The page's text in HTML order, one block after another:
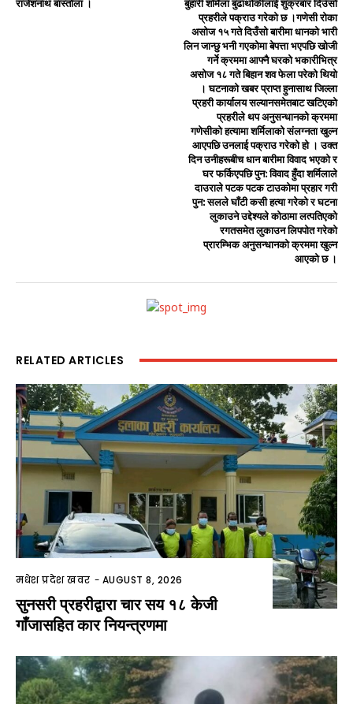
राजेशनाथ बास्तोला ।
बुहारी शर्मिला बुढाथोकीलाई शुक्रबार दिउँसो
प्रहरीले पक्राउ गरेको छ ।गणेसी रोका
असोज १५ गते दिउँसो बारीमा धानको भारी
लिन जान्छु भनी गएकोमा बेपत्ता भएपछि खोजी
गर्ने क्रममा आफ्नै घरको भकारीभित्र
असोज १८ गते बिहान शव फेला परेको थियो
। घटनाको खबर प्राप्त हुनासाथ जिल्ला
प्रहरी कार्यालय सल्यानसमेतबाट खटिएको
प्रहरीले थप अनुसन्धानको क्रममा
गणेसीको हत्यामा शर्मिलाको संलग्नता खुल्न
आएपछि उनलाई पक्राउ गरेको हो । उक्त
दिन उनीहरूबीच धान बारीमा विवाद भएको र
घर फर्किएपछि पुन: विवाद हुँदा शर्मिलाले
दाउराले पटक पटक टाउकोमा प्रहार गरी
पुन: सलले घाँटी कसी हत्या गरेको र घटना
लुकाउने उद्देश्यले कोठामा लत्पतिएको
रगतसमेत लुकाउन लिपपोत गरेको
प्रारम्भिक अनुसन्धानको क्रममा खुल्न
आएको छ ।
RELATED ARTICLES
मधेश प्रदेश खवर - AUGUST 8, 2026
सुनसरी प्रहरीद्वारा चार सय १८ केजी
गाँजासहित कार नियन्त्रणमा